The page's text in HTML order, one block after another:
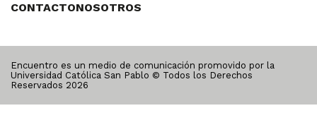
CONTACTONOSOTROS
Encuentro es un medio de comunicación promovido por la
Universidad Católica San Pablo © Todos los Derechos
Reservados 2026